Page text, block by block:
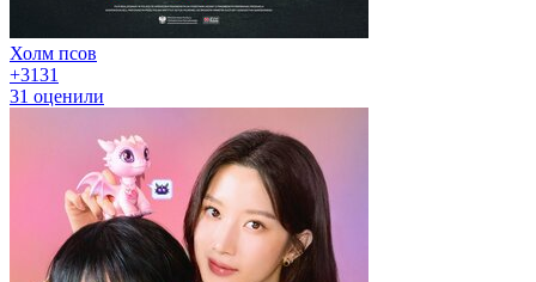
Холм псов
+3131
31 оценили